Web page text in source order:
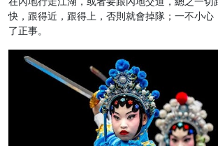
快，跟得近，跟得上，否則就會掉隊；一不小心
了正事。